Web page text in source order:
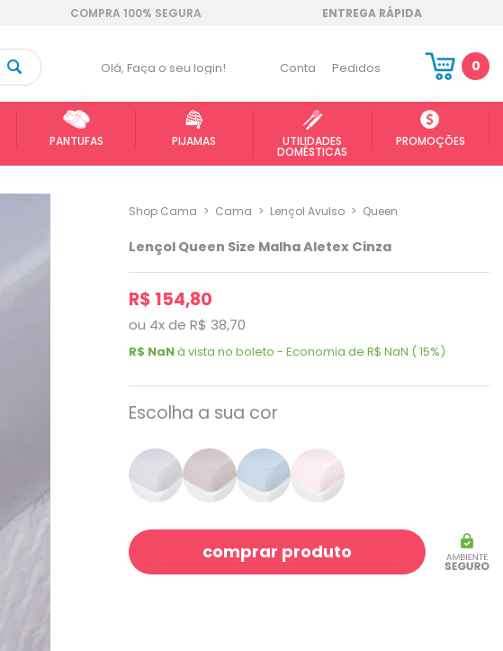
COMPRA 100% SEGURA ENTREGA RÁPIDA
Olá, Faça o seu login! Conta Pedidos 0
PANTUFAS PIJAMAS UTILIDADES
DOMÉSTICAS
PROMOÇÕES
Shop Cama > Cama > Lençol Avulso > Queen
Lençol Queen Size Malha Aletex Cinza
R$ 154,80
ou 4xde R$ 38,70
R$ NaNà vista no boleto - Economia de R$ NaN ( 15%)
Escolha a sua cor
comprar produto